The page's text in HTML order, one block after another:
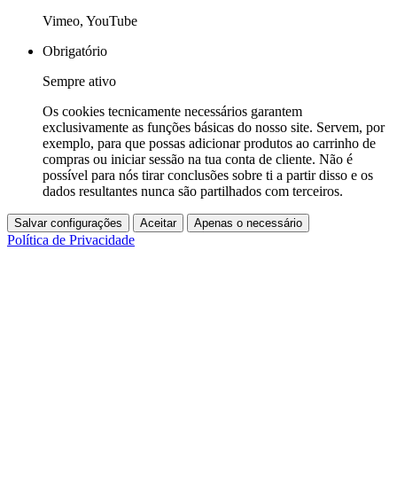
Vimeo, YouTube
Obrigatório
Sempre ativo
Os cookies tecnicamente necessários garantem
exclusivamente as funções básicas do nosso site. Servem, por
exemplo, para que possas adicionar produtos ao carrinho de
compras ou iniciar sessão na tua conta de cliente. Não é
possível para nós tirar conclusões sobre ti a partir disso e os
dados resultantes nunca são partilhados com terceiros.
Salvar configurações Aceitar Apenas o necessário
Política de Privacidade